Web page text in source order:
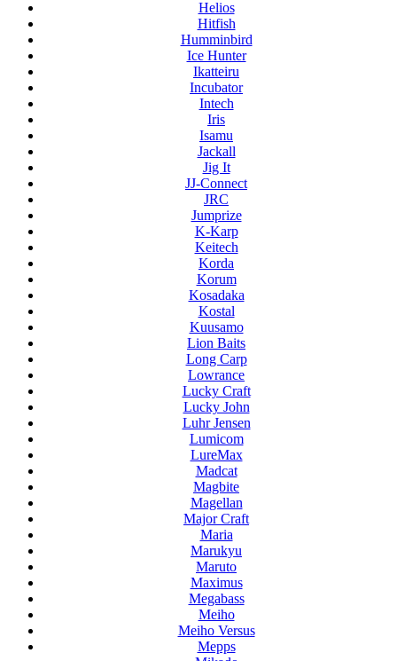
Helios
Hitfish
Humminbird
Ice Hunter
Ikatteiru
Incubator
Intech
Iris
Isamu
Jackall
Jig It
JJ-Connect
JRC
Jumprize
K-Karp
Keitech
Korda
Korum
Kosadaka
Kostal
Kuusamo
Lion Baits
Long Carp
Lowrance
Lucky Craft
Lucky John
Luhr Jensen
Lumicom
LureMax
Madcat
Magbite
Magellan
Major Craft
Maria
Marukyu
Maruto
Maximus
Megabass
Meiho
Meiho Versus
Mepps